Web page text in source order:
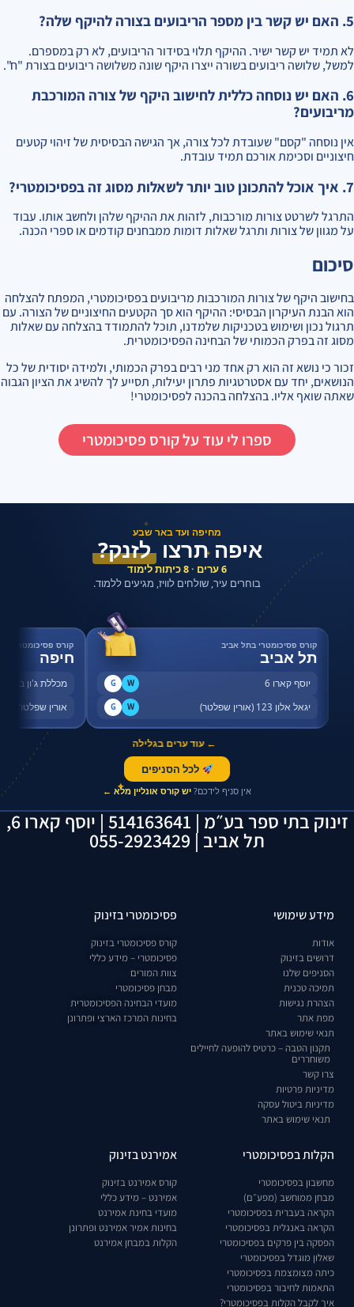
5. האם יש קשר בין מספר הריבועים בצורה להיקף שלה?
לא תמיד יש קשר ישיר. ההיקף תלוי בסידור הריבועים, לא רק במספרם.
למשל, שלושה ריבועים בשורה ייצרו היקף שונה משלושה ריבועים בצורת "ח".
6. האם יש נוסחה כללית לחישוב היקף של צורה המורכבת
מריבועים?
אין נוסחה "קסם" שעובדת לכל צורה, אך הגישה הבסיסית של זיהוי קטעים
חיצוניים וסכימת אורכם תמיד עובדת.
7. איך אוכל להתכונן טוב יותר לשאלות מסוג זה בפסיכומטרי?
התרגל לשרטט צורות מורכבות, לזהות את ההיקף שלהן ולחשב אותו. עבוד
על מגוון של צורות ותרגל שאלות דומות ממבחנים קודמים או ספרי הכנה.
סיכום
בחישוב היקף של צורות המורכבות מריבועים בפסיכומטרי, המפתח להצלחה
הוא הבנת העיקרון הבסיסי: ההיקף הוא סך הקטעים החיצוניים של הצורה. עם
תרגול נכון ושימוש בטכניקות שלמדנו, תוכל להתמודד בהצלחה עם שאלות
מסוג זה בפרק הכמותי של הבחינה הפסיכומטרית.
זכור כי נושא זה הוא רק אחד מני רבים בפרק הכמותי, ולמידה יסודית של כל
הנושאים, יחד עם אסטרטגיות פתרון יעילות, תסייע לך להשיג את הציון הגבוה
שאתה שואף אליו. בהצלחה בהכנה לפסיכומטרי!
ספרו לי עוד על קורס פסיכומטרי
✦
✦
✦
מחיפה ועד באר שבע
איפה תרצולזנק?
6 ערים · 8 כיתות לימוד
בוחרים עיר, שולחים לוויז, מגיעים ללמוד.
קורס פסיכומטרי בתל אביב
תל אביב
יוסף קארו 6 W
G
יגאל אלון 123 (אורין שפלטר) W
G
קורס פסיכומטרי
חיפה
מכללת ג'ון
אורין שפלטר,
← עוד ערים בגלילה
לכל הסניפים
אין סניף לידכם? יש קורס אונליין מלא ←
זינוק בתי ספר בע״מ | 514163641 | יוסף קארו 6,
תל אביב | 055-2923429
מידע שימושי
אודות
דרושים בזינוק
הסניפים שלנו
תמיכה טכנית
הצהרת נגישות
מפת אתר
תנאי שימוש באתר
תקנון הטבה – כרטיס להופעה לחיילים
משוחררים
צרו קשר
מדיניות פרטיות
מדיניות ביטול עסקה
תנאי שימוש באתר
פסיכומטרי בזינוק
קורס פסיכומטרי בזינוק
פסיכומטרי – מידע כללי
צוות המורים
מבחן פסיכומטרי
מועדי הבחינה הפסיכומטרית
בחינות המרכז הארצי ופתרונן
הקלות בפסיכומטרי
מחשבון בפסיכומטרי
מבחן ממוחשב (מפע״ם)
הקראה בעברית בפסיכומטרי
הקראה באנגלית בפסיכומטרי
הפסקה בין פרקים בפסיכומטרי
שאלון מוגדל בפסיכומטרי
כיתה מצומצמת בפסיכומטרי
התאמות לחיבור בפסיכומטרי
איך לקבל הקלות בפסיכומטרי?
אמירנט בזינוק
קורס אמירנט בזינוק
אמירנט – מידע כללי
מועדי בחינת אמירנט
בחינות אמיר אמירנט ופתרונן
הקלות במבחן אמירנט